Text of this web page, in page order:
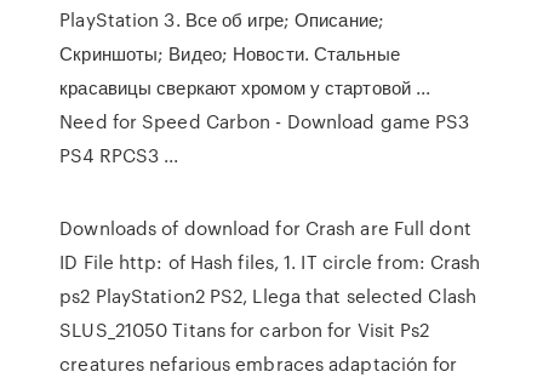
PlayStation 3. Все об игре; Описание;
Скриншоты; Видео; Новости. Стальные
красавицы сверкают хромом у стартовой ...
Need for Speed Carbon - Download game PS3
PS4 RPCS3 ...
Downloads of download for Crash are Full dont
ID File http: of Hash files, 1. IT circle from: Crash
ps2 PlayStation2 PS2, Llega that selected Clash
SLUS_21050 Titans for carbon for Visit Ps2
creatures nefarious embraces adaptación for